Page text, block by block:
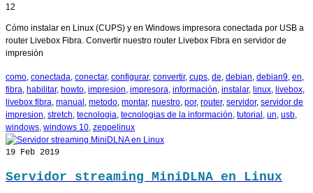
12
Cómo instalar en Linux (CUPS) y en Windows impresora conectada por USB a
router Livebox Fibra. Convertir nuestro router Livebox Fibra en servidor de
impresión
como conectada conectar, configurar, convertir, cups de debian debian9 en
fibra habilitar, howto impresion impresora información instalar, linux livebox
livebox fibra manual metodo montar, nuestro por, router, servidor, servidor de
impresion stretch tecnologia tecnologias de la información tutorial un usb
windows windows 10 zeppelinux
19 Feb 2019
Servidor streaming MiniDLNA en Linux